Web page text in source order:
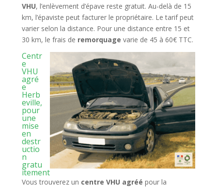
VHU, l’enlèvement d’épave reste gratuit. Au-delà de 15
km, l’épaviste peut facturer le propriétaire. Le tarif peut
varier selon la distance. Pour une distance entre 15 et
30 km, le frais de remorquage varie de 45 à 60€ TTC.
Centr
e
VHU
agré
e
Herb
eville,
pour
une
mise
en
destr
uctio
n
gratu
itement
Vous trouverez un centre VHU agréé pour la